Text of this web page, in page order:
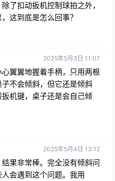
了扣动扳机控制球拍之外，
这到底是怎么回事？
2025年5月3日 11:07
翼翼地握着手柄，只用两根
不会倾斜，但它还是倾斜
机键，桌子还是会自己倾
2025年5月4日 13:12
果非常棒。完全没有倾斜问
会遇到这个问题。我用